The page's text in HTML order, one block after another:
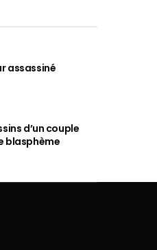
assassiné
d’un couple
blasphème